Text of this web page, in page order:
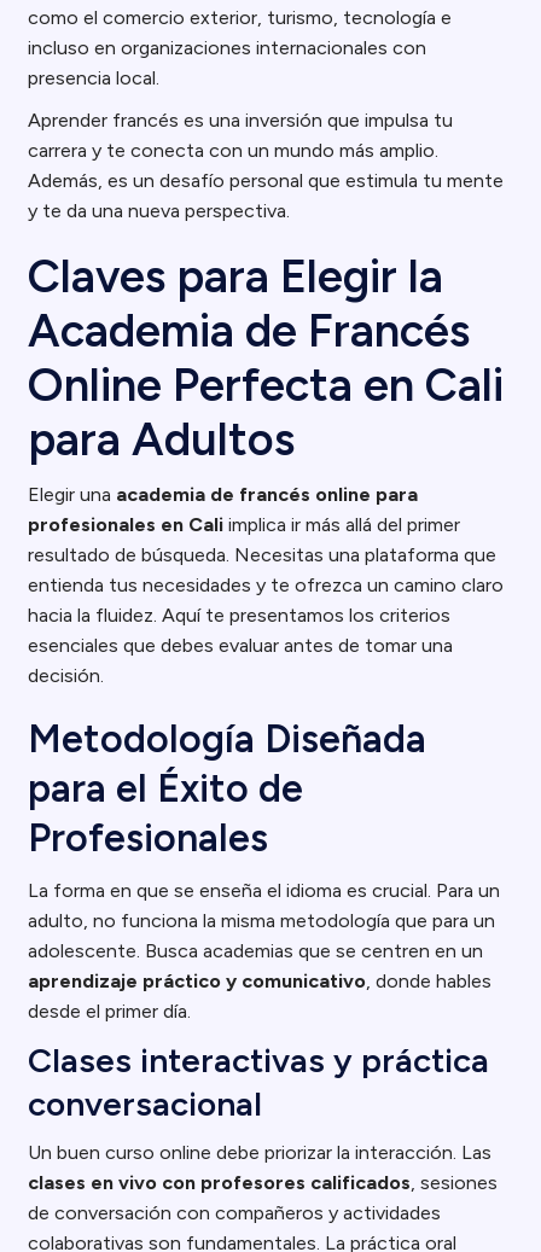
como el comercio exterior, turismo, tecnología e
incluso en organizaciones internacionales con
presencia local.
Aprender francés es una inversión que impulsa tu
carrera y te conecta con un mundo más amplio.
Además, es un desafío personal que estimula tu mente
y te da una nueva perspectiva.
Claves para Elegir la
Academia de Francés
Online Perfecta en Cali
para Adultos
Elegir una academia de francés online para
profesionales en Cali implica ir más allá del primer
resultado de búsqueda. Necesitas una plataforma que
entienda tus necesidades y te ofrezca un camino claro
hacia la fluidez. Aquí te presentamos los criterios
esenciales que debes evaluar antes de tomar una
decisión.
Metodología Diseñada
para el Éxito de
Profesionales
La forma en que se enseña el idioma es crucial. Para un
adulto, no funciona la misma metodología que para un
adolescente. Busca academias que se centren en un
aprendizaje práctico y comunicativo, donde hables
desde el primer día.
Clases interactivas y práctica
conversacional
Un buen curso online debe priorizar la interacción. Las
clases en vivo con profesores calificados, sesiones
de conversación con compañeros y actividades
colaborativas son fundamentales. La práctica oral